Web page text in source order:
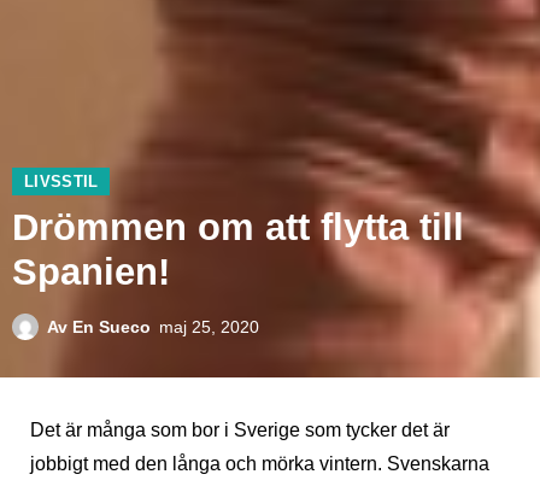
LIVSSTIL
Drömmen om att flytta till
Spanien!
Av En Sueco maj 25, 2020
Det är många som bor i Sverige som tycker det är
jobbigt med den långa och mörka vintern. Svenskarna